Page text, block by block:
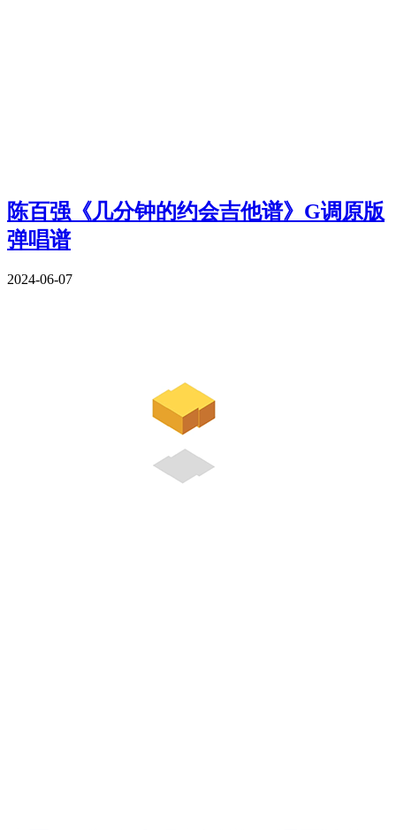
陈百强《几分钟的约会吉他谱》G调原版
弹唱谱
2024-06-07